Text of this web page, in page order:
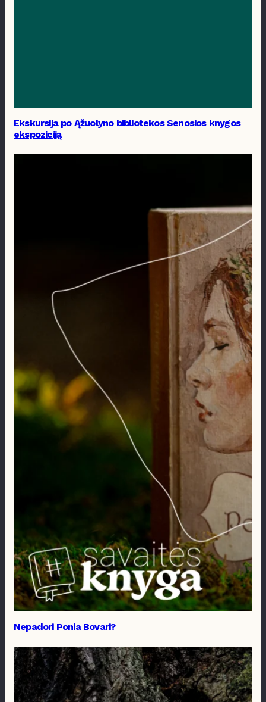
Ekskursija po Ąžuolyno bibliotekos Senosios knygos
ekspoziciją
Nepadori Ponia Bovari?